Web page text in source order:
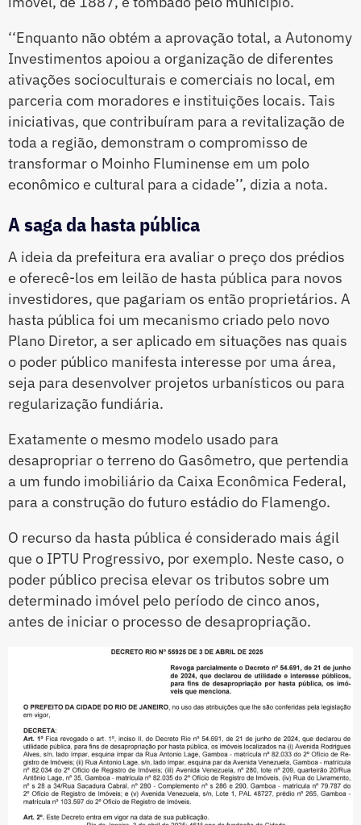
‘‘Enquanto não obtém a aprovação total, a Autonomy
Investimentos apoiou a organização de diferentes
ativações socioculturais e comerciais no local, em
parceria com moradores e instituições locais. Tais
iniciativas, que contribuíram para a revitalização de
toda a região, demonstram o compromisso de
transformar o Moinho Fluminense em um polo
econômico e cultural para a cidade’’, dizia a nota.
A saga da hasta pública
A ideia da prefeitura era avaliar o preço dos prédios
e oferecê-los em leilão de hasta pública para novos
investidores, que pagariam os então proprietários. A
hasta pública foi um mecanismo criado pelo novo
Plano Diretor, a ser aplicado em situações nas quais
o poder público manifesta interesse por uma área,
seja para desenvolver projetos urbanísticos ou para
regularização fundiária.
Exatamente o mesmo modelo usado para
desapropriar o terreno do Gasômetro, que pertendia
a um fundo imobiliário da Caixa Econômica Federal,
para a construção do futuro estádio do Flamengo.
O recurso da hasta pública é considerado mais ágil
que o IPTU Progressivo, por exemplo. Neste caso, o
poder público precisa elevar os tributos sobre um
determinado imóvel pelo período de cinco anos,
antes de iniciar o processo de desapropriação.